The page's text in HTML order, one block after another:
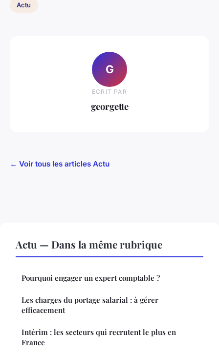
Actu
G
ECRIT PAR
georgette
← Voir tous les articles Actu
Actu — Dans la même rubrique
Pourquoi engager un expert comptable ?
Les charges du portage salarial : à gérer
efficacement
Intérim : les secteurs qui recrutent le plus en
France